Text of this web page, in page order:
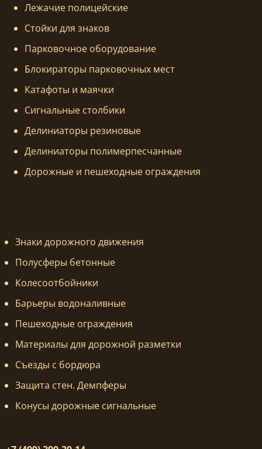
Лежачие полицейские
Стойки для знаков
Парковочное оборудование
Блокираторы парковочных мест
Катафоты и маячки
Сигнальные столбики
Делиниаторы резиновые
Делиниаторы полимерпесчанные
Дорожные и пешеходные ограждения
Знаки дорожного движения
Полусферы бетонные
Колесоотбойники
Барьеры водоналивные
Пешеходные ограждения
Материалы для дорожной разметки
Съезды с бордюра
Защита стен. Демпферы
Конусы дорожные сигнальные